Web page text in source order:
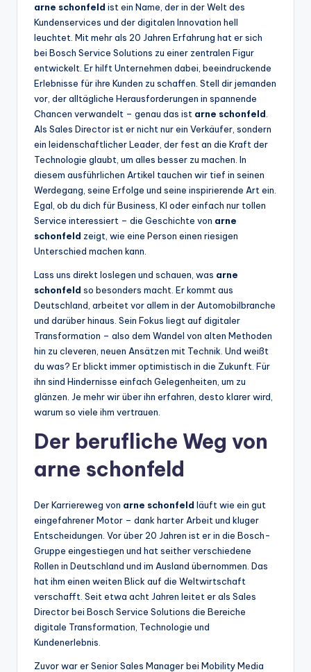
arne schonfeld ist ein Name, der in der Welt des
Kundenservices und der digitalen Innovation hell
leuchtet. Mit mehr als 20 Jahren Erfahrung hat er sich
bei Bosch Service Solutions zu einer zentralen Figur
entwickelt. Er hilft Unternehmen dabei, beeindruckende
Erlebnisse für ihre Kunden zu schaffen. Stell dir jemanden
vor, der alltägliche Herausforderungen in spannende
Chancen verwandelt – genau das ist arne schonfeld
Als Sales Director ist er nicht nur ein Verkäufer, sondern
ein leidenschaftlicher Leader, der fest an die Kraft der
Technologie glaubt, um alles besser zu machen. In
diesem ausführlichen Artikel tauchen wir tief in seinen
Werdegang, seine Erfolge und seine inspirierende Art ein.
Egal, ob du dich für Business, KI oder einfach nur tollen
Service interessiert – die Geschichte von arne
schonfeld zeigt, wie eine Person einen riesigen
Unterschied machen kann.
Lass uns direkt loslegen und schauen, was arne
schonfeld so besonders macht. Er kommt aus
Deutschland, arbeitet vor allem in der Automobilbranche
und darüber hinaus. Sein Fokus liegt auf digitaler
Transformation – also dem Wandel von alten Methoden
hin zu cleveren, neuen Ansätzen mit Technik. Und weißt
du was? Er blickt immer optimistisch in die Zukunft. Für
ihn sind Hindernisse einfach Gelegenheiten, um zu
glänzen. Je mehr wir über ihn erfahren, desto klarer wird,
warum so viele ihm vertrauen.
Der berufliche Weg von
arne schonfeld
Der Karriereweg von arne schonfeld läuft wie ein gut
eingefahrener Motor – dank harter Arbeit und kluger
Entscheidungen. Vor über 20 Jahren ist er in die Bosch-
Gruppe eingestiegen und hat seither verschiedene
Rollen in Deutschland und im Ausland übernommen. Das
hat ihm einen weiten Blick auf die Weltwirtschaft
verschafft. Seit etwa acht Jahren leitet er als Sales
Director bei Bosch Service Solutions die Bereiche
digitale Transformation, Technologie und
Kundenerlebnis.
Zuvor war er Senior Sales Manager bei Mobility Media